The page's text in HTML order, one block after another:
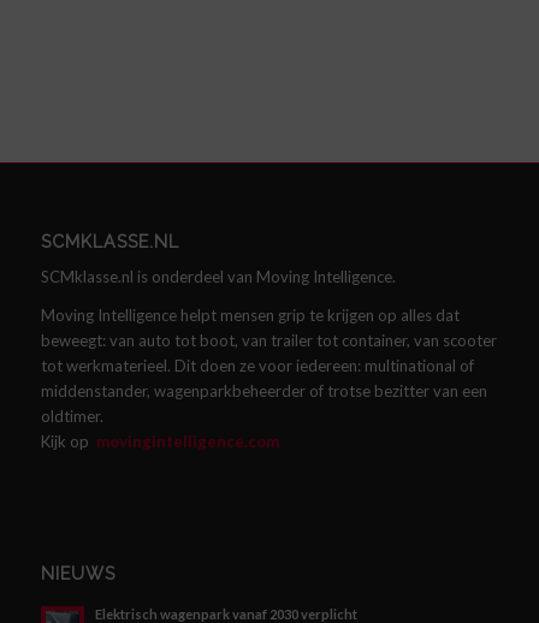
SCMKLASSE.NL
SCMklasse.nl is onderdeel van Moving Intelligence.
Moving Intelligence helpt mensen grip te krijgen op alles dat
beweegt: van auto tot boot, van trailer tot container, van scooter
tot werkmaterieel. Dit doen ze voor iedereen: multinational of
middenstander, wagenparkbeheerder of trotse bezitter van een
oldtimer.
Kijk op movingintelligence.com
NIEUWS
Elektrisch wagenpark vanaf 2030 verplicht